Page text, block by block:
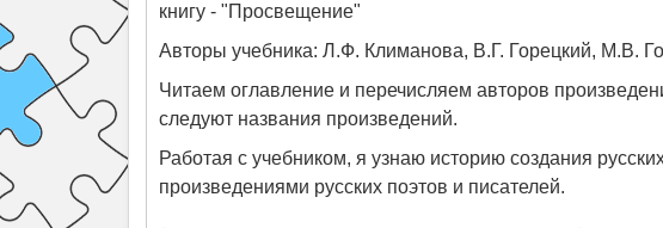
книгу - "Просвещение"
Авторы учебника: Л.Ф. Климанова, В.Г. Горецкий, М.В.
Читаем оглавление и перечисляем авторов
следуют названия произведений.
Работая с учебником, я узнаю историю создания
произведениями русских поэтов и писателей.